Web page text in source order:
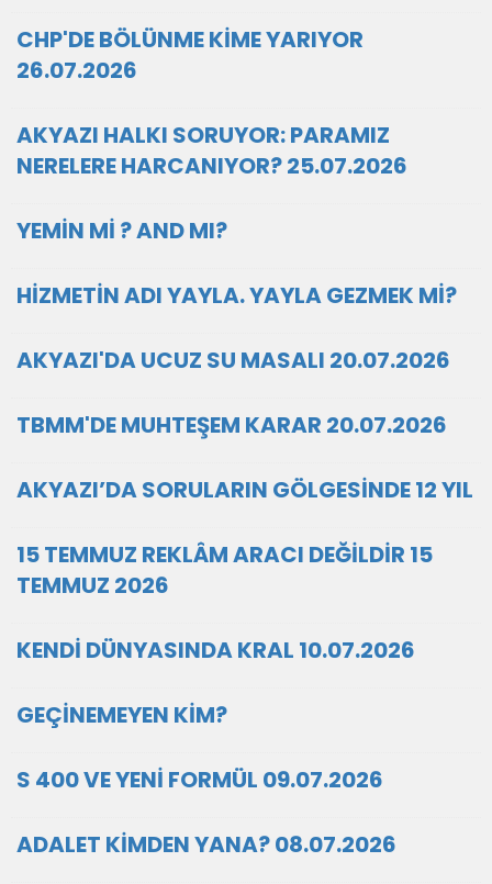
CHP'DE BÖLÜNME KİME YARIYOR
26.07.2026
AKYAZI HALKI SORUYOR: PARAMIZ
NERELERE HARCANIYOR? 25.07.2026
YEMİN Mİ ? AND MI?
HİZMETİN ADI YAYLA. YAYLA GEZMEK Mİ?
AKYAZI'DA UCUZ SU MASALI 20.07.2026
TBMM'DE MUHTEŞEM KARAR 20.07.2026
AKYAZI’DA SORULARIN GÖLGESİNDE 12 YIL
15 TEMMUZ REKLÂM ARACI DEĞİLDİR 15
TEMMUZ 2026
KENDİ DÜNYASINDA KRAL 10.07.2026
GEÇİNEMEYEN KİM?
S 400 VE YENİ FORMÜL 09.07.2026
ADALET KİMDEN YANA? 08.07.2026